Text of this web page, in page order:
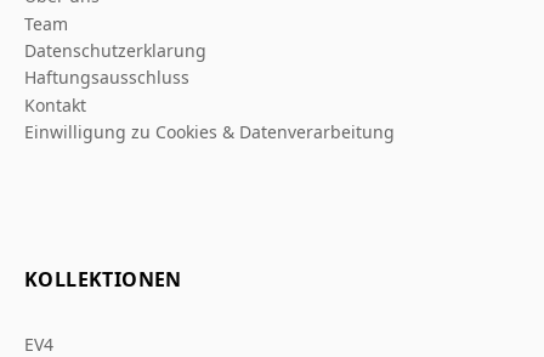
Team
Datenschutzerklarung
Haftungsausschluss
Kontakt
Einwilligung zu Cookies & Datenverarbeitung
KOLLEKTIONEN
EV4